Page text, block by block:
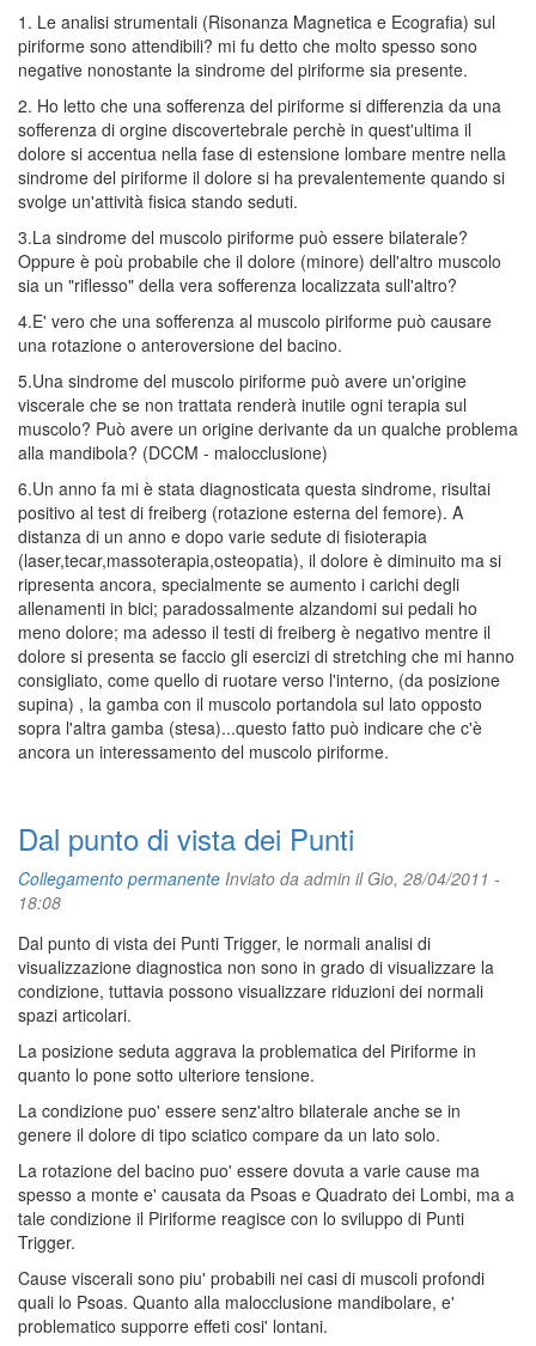
1. Le analisi strumentali (Risonanza Magnetica e Ecografia) sul
piriforme sono attendibili? mi fu detto che molto spesso sono
negative nonostante la sindrome del piriforme sia presente.
2. Ho letto che una sofferenza del piriforme si differenzia da una
sofferenza di orgine discovertebrale perchè in quest'ultima il
dolore si accentua nella fase di estensione lombare mentre nella
sindrome del piriforme il dolore si ha prevalentemente quando si
svolge un'attività fisica stando seduti.
3.La sindrome del muscolo piriforme può essere bilaterale?
Oppure è poù probabile che il dolore (minore) dell'altro muscolo
sia un "riflesso" della vera sofferenza localizzata sull'altro?
4.E' vero che una sofferenza al muscolo piriforme può causare
una rotazione o anteroversione del bacino.
5.Una sindrome del muscolo piriforme può avere un'origine
viscerale che se non trattata renderà inutile ogni terapia sul
muscolo? Può avere un origine derivante da un qualche problema
alla mandibola? (DCCM - malocclusione)
6.Un anno fa mi è stata diagnosticata questa sindrome, risultai
positivo al test di freiberg (rotazione esterna del femore). A
distanza di un anno e dopo varie sedute di fisioterapia
(laser,tecar,massoterapia,osteopatia), il dolore è diminuito ma si
ripresenta ancora, specialmente se aumento i carichi degli
allenamenti in bici; paradossalmente alzandomi sui pedali ho
meno dolore; ma adesso il testi di freiberg è negativo mentre il
dolore si presenta se faccio gli esercizi di stretching che mi hanno
consigliato, come quello di ruotare verso l'interno, (da posizione
supina) , la gamba con il muscolo portandola sul lato opposto
sopra l'altra gamba (stesa)...questo fatto può indicare che c'è
ancora un interessamento del muscolo piriforme.
Dal punto di vista dei Punti
Collegamento permanente Inviato da admin il Gio, 28/04/2011 -
18:08
Dal punto di vista dei Punti Trigger, le normali analisi di
visualizzazione diagnostica non sono in grado di visualizzare la
condizione, tuttavia possono visualizzare riduzioni dei normali
spazi articolari.
La posizione seduta aggrava la problematica del Piriforme in
quanto lo pone sotto ulteriore tensione.
La condizione puo' essere senz'altro bilaterale anche se in
genere il dolore di tipo sciatico compare da un lato solo.
La rotazione del bacino puo' essere dovuta a varie cause ma
spesso a monte e' causata da Psoas e Quadrato dei Lombi, ma a
tale condizione il Piriforme reagisce con lo sviluppo di Punti
Trigger.
Cause viscerali sono piu' probabili nei casi di muscoli profondi
quali lo Psoas. Quanto alla malocclusione mandibolare, e'
problematico supporre effeti cosi' lontani.